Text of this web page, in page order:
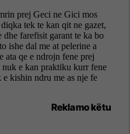
Reklamo këtu